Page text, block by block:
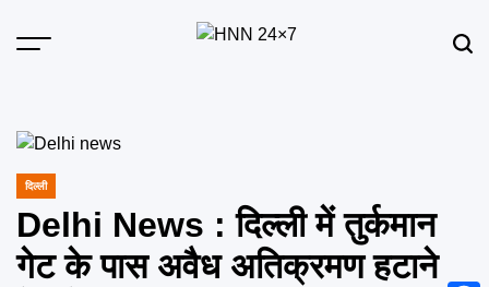
Menu
POSTED
दिल्ली
Delhi News : दिल्ली में तुर्कमान
गेट के पास अवैध अतिक्रमण हटाने